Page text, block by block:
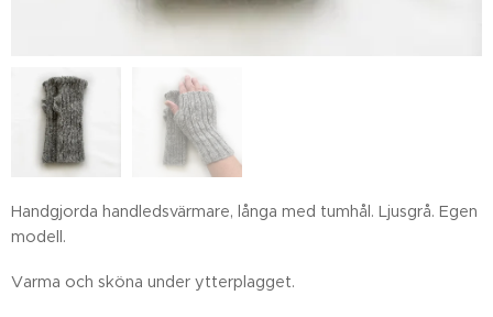
Handgjorda handledsvärmare, långa med tumhål. Ljusgrå. Egen
modell.
Varma och sköna under ytterplagget.